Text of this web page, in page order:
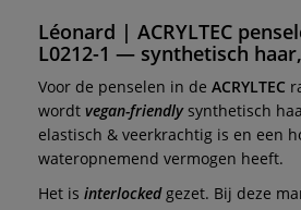
Léonard | ACRYLTEC
L0212-1 — synthetisch
Voor de penselen in de ACRYLTEC
wordt vegan-friendly synthetisch
elastisch & veerkrachtig is en een
wateropnemend vermogen heeft.
Het is interlockedgezet. Bij deze